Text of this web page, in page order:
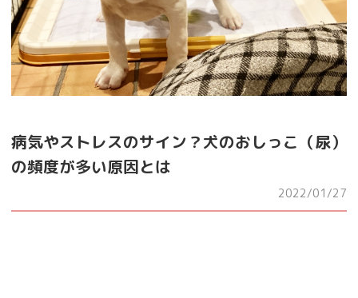
エンタメ
病気やストレスのサイン？犬のおしっこ（尿）
の頻度が多い原因とは
2022/01/27